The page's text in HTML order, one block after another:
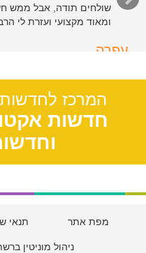
שולחים תודה, אבל ממש
ומאוד מקצועי ועזרת לי
עפרה
המרכז לחדשות
חדשות
מפת אתר תנאי
ניהול מוניטין